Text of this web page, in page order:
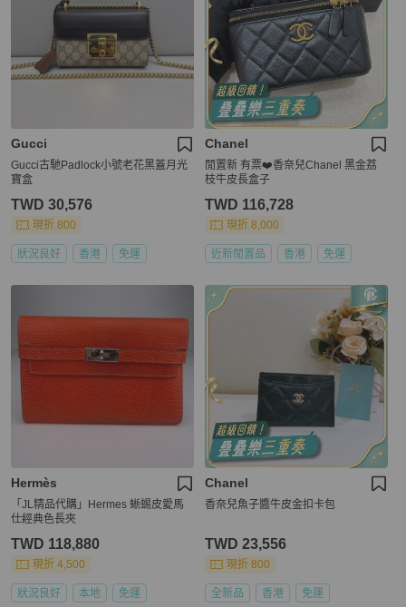
Gucci
Gucci古馳Padlock小號老花黑蓋月光
寶盒
TWD 30,576
現折 800
狀況良好 香港 免運
Chanel
閒置新 有票❤️香奈兒Chanel 黑金荔
枝牛皮長盒子
TWD 116,728
現折 8,000
近新閒置品 香港 免運
Hermès
「JL精品代購」Hermes 蜥蜴皮愛馬
仕經典色長夾
TWD 118,880
現折 4,500
狀況良好 本地 免運
Chanel
香奈兒魚子醬牛皮金扣卡包
TWD 23,556
現折 800
全新品 香港 免運